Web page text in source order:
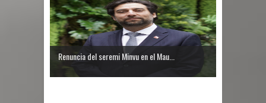
Renuncia del seremi Minvu en el Mau...